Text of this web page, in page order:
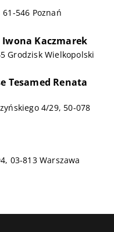
546 Poznań
Kaczmarek
Grodzisk Wielkopolski
Tesamed Renata
4/29, 50-078
03-813 Warszawa